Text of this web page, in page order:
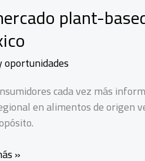
plant-
oportunidades
cada vez más
en alimentos de origen
»